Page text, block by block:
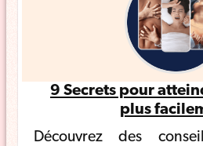
9 Secrets pour
plus
Découvrez des